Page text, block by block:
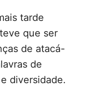
tarde
teve que ser
de atacá-
de
diversidade.